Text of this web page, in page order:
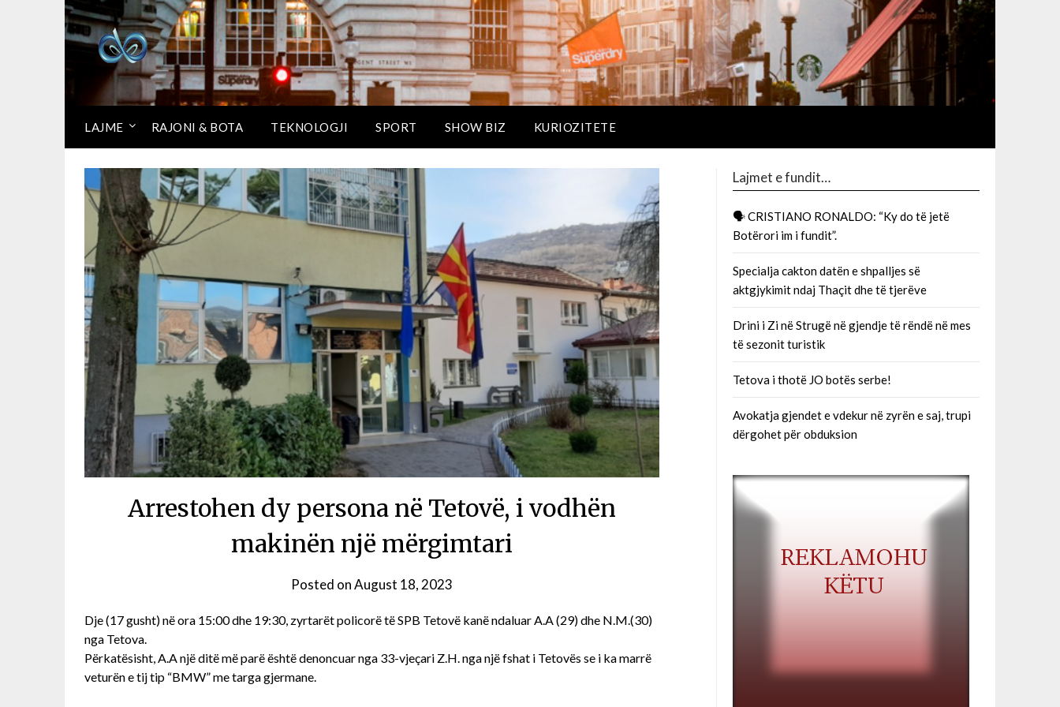
LAJME RAJONI & BOTA TEKNOLOGJI SPORT SHOW BIZ KURIOZITETE
Arrestohen dy persona në Tetovë, i vodhën
makinën një mërgimtari
Posted onAugust 18, 2023
Dje (17 gusht) në ora 15:00 dhe 19:30, zyrtarët policorë të SPB Tetovë kanë ndaluar A.A (29) dhe N.M.(30)
nga Tetova.
Përkatësisht, A.A një ditë më parë është denoncuar nga 33-vjeçari Z.H. nga një fshat i Tetovës se i ka marrë
veturën e tij tip “BMW” me targa gjermane.
Lajmet e fundit…
🗣 CRISTIANO RONALDO: “Ky do të jetë
Botërori im i fundit”.
Specialja cakton datën e shpalljes së
aktgjykimit ndaj Thaçit dhe të tjerëve
Drini i Zi në Strugë në gjendje të rëndë në mes
të sezonit turistik
Tetova i thotë JO botës serbe!
Avokatja gjendet e vdekur në zyrën e saj, trupi
dërgohet për obduksion